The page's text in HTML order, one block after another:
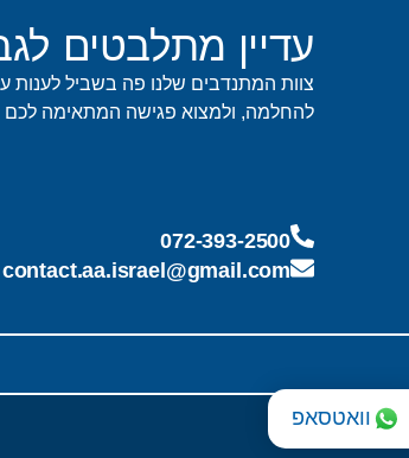
עדיין מתלבטים
צוות המתנדבים שלנו פה בשביל
להחלמה, ולמצוא פגישה המתאימה לכם
072-393-2500
contact.aa.israel@gmail.com
וואטסאפ